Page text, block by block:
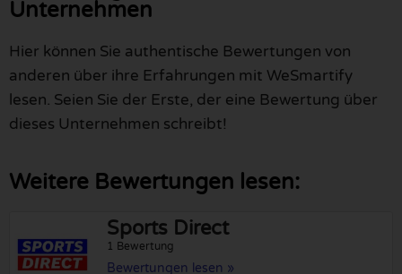
Unternehmen
Hier können Sie authentische Bewertungen von
anderen über ihre Erfahrungen mit WeSmartify
lesen. Seien Sie der Erste, der eine Bewertung über
dieses Unternehmen schreibt!
Weitere Bewertungen lesen:
Sports Direct
1 Bewertung
Bewertungen lesen »